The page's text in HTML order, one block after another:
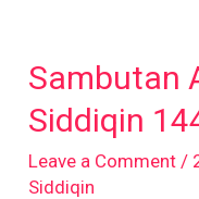
Sambutan
Siddiqin
Leave a Comment /
Siddiqin
Surau
As-
1444H